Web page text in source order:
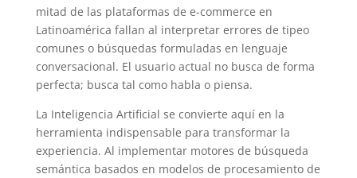
mitad de las plataformas de e-commerce en
Latinoamérica fallan al interpretar errores de tipeo
comunes o búsquedas formuladas en lenguaje
conversacional. El usuario actual no busca de forma
perfecta; busca tal como habla o piensa.
La Inteligencia Artificial se convierte aquí en la
herramienta indispensable para transformar la
experiencia. Al implementar motores de búsqueda
semántica basados en modelos de procesamiento de